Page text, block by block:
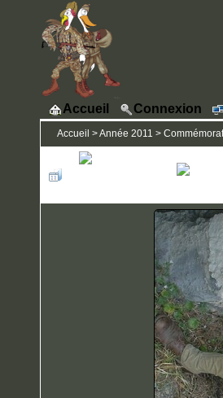
Accueil Connexion
Accueil >Année 2011 >